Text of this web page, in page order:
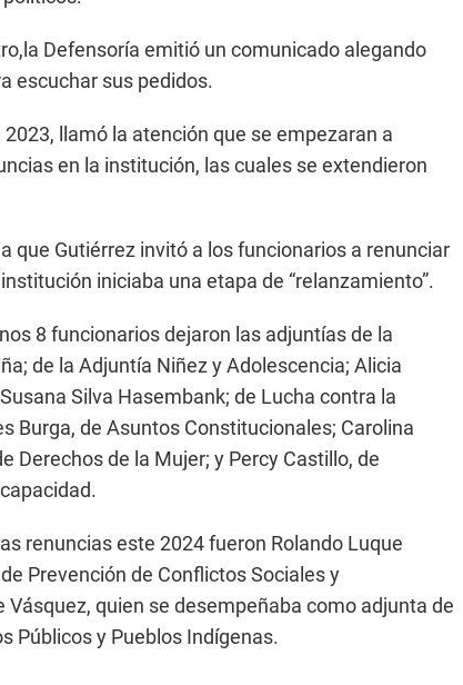
Defensoría emitió un comunicado alegando
escuchar sus pedidos.
llamó la atención que se empezaran a
en la institución, las cuales se extendieron
que Gutiérrez invitó a los funcionarios a renunciar
iniciaba una etapa de “relanzamiento”.
8 funcionarios dejaron las adjuntías de la
de la Adjuntía Niñez y Adolescencia; Alicia
Silva Hasembank; de Lucha contra la
Burga, de Asuntos Constitucionales; Carolina
Derechos de la Mujer; y Percy Castillo, de
renuncias este 2024 fueron Rolando Luque
Prevención de Conflictos Sociales y
Vásquez, quien se desempeñaba como adjunta de
Públicos y Pueblos Indígenas.